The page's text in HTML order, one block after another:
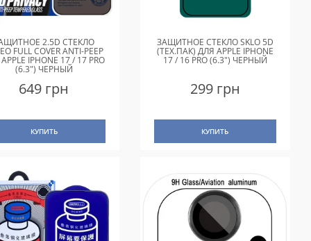
2.5D СТЕКЛО
FULL COVER ANTI-PEEP
IPHONE 17 / 17 PRO
(6.3") ЧЕРНЫЙ
649 грн
КУПИТЬ
ЗАЩИТНОЕ СТЕКЛО SKLO 5D
(ТЕХ.ПАК) ДЛЯ APPLE IPHONE
17 / 16 PRO (6.3") ЧЕРНЫЙ
299 грн
КУПИТЬ